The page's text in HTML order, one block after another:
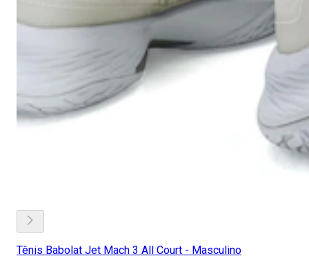
Tênis Babolat Jet Mach 3 All Court - Masculino